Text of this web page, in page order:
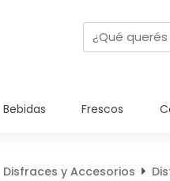
Bebidas Frescos
Disfraces y Accesorios